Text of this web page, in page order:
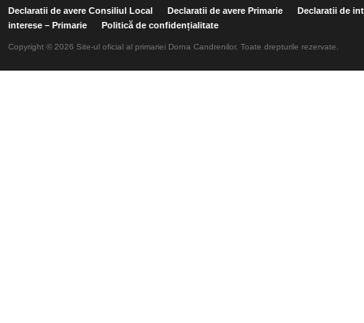
Declaratii de avere Consiliul Local Declaratii de avere Primarie
Declaratii de
interese – Primarie
Politică de confidențialitate
Copyright © 2026 Site-ul oficial al primariei Dorna Candrenilor. Toate drepturile rezervate.